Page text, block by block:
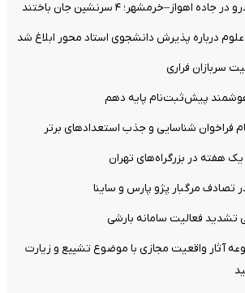
درباره پذیرش دانشجوی استاد محور ابلاغ شد
سربازان فراری
هوشمند پیش‌ثبت‌نام پایه دهم
فراخوان شناسایی و جذب استعدادهای برتر
تشدید فعالیت سامانه بارشی
آثار واقعیت مجازی با موضوع تشییع و زیارت